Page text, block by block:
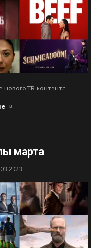
нового ТВ-контента
марта